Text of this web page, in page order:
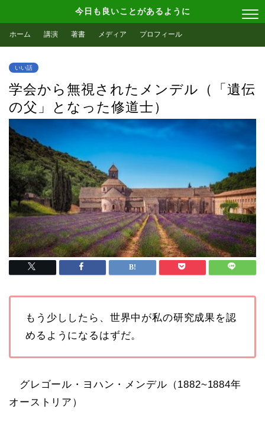
今日も良いことがあるように
ホーム 講演 著書 メディア プロフィール
いい話
学会から無視されたメンデル（「遺伝
の父」となった修道士）
もう少ししたら、世界中が私の研究成果を認
めるようになるはずだ。
グレゴール・ヨハン・メンデル（1882~1884年
オーストリア）